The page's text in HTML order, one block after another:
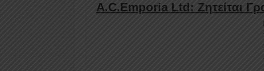
A.C.Emporia Ltd: Ζητείται
.